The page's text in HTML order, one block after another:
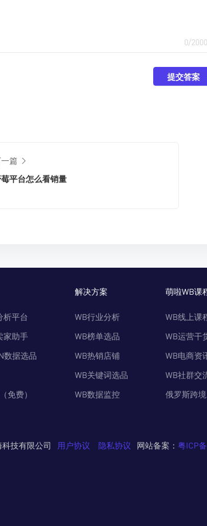
0/2000
提交答案
篇
平台怎么看销量
析平台
家助手
数据选品
免费）
解决方案
WB行业分析
WB榜单选品
WB热销店铺
WB关键词选品
WB数据监控
萌啦WB课
WB线上课
WB运营干
WB电商资
WB社群交
俄罗斯跨
技有限公司 用户协议 隐私协议 网站备案： 粤ICP